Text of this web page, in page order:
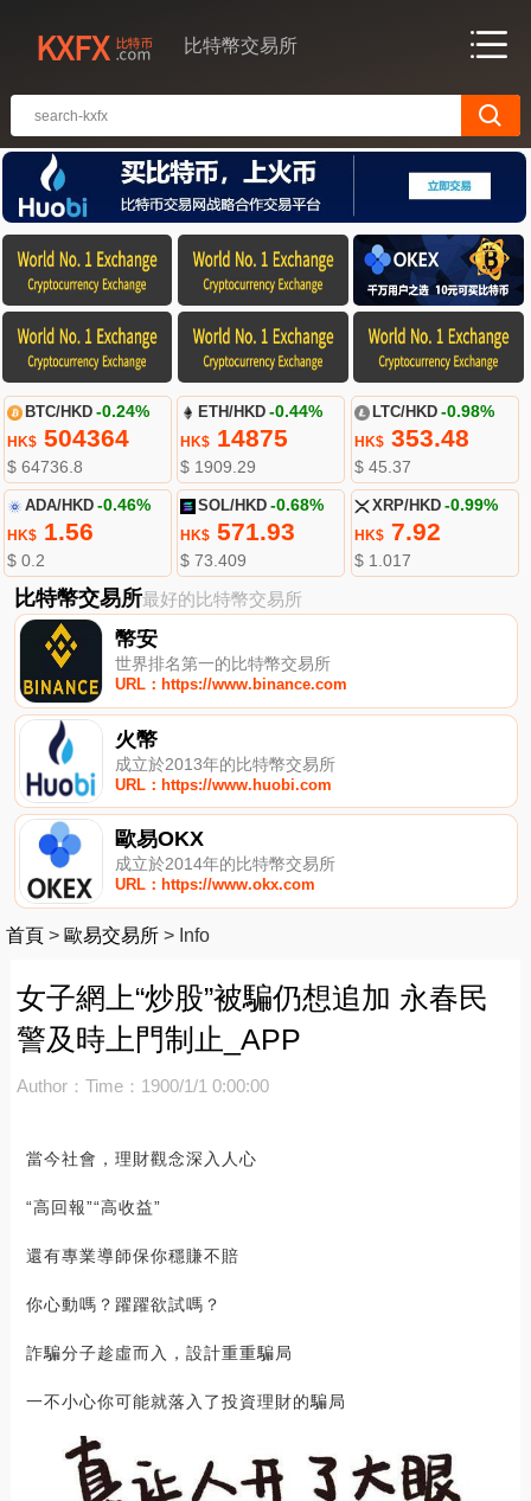
比特幣交易所
BTC/HKD -0.24%
HK$504364
$ 64736.8
ETH/HKD -0.44%
HK$ 14875
$ 1909.29
LTC/HKD -0.98%
HK$353.48
$ 45.37
ADA/HKD -0.46%
HK$1.56
$ 0.2
SOL/HKD -0.68%
HK$ 571.93
$ 73.409
XRP/HKD -0.99%
HK$7.92
$ 1.017
比特幣交易所最好的比特幣交易所
幣安
世界排名第一的比特幣交易所
URL：https://www.binance.com
火幣
成立於2013年的比特幣交易所
URL：https://www.huobi.com
歐易OKX
成立於2014年的比特幣交易所
URL：https://www.okx.com
首頁 > 歐易交易所 > Info
女子網上“炒股”被騙仍想追加 永春民
警及時上門制止_APP
Author： Time：1900/1/1 0:00:00
當今社會，理財觀念深入人心
“高回報”“高收益”
還有專業導師保你穩賺不賠
你心動嗎？躍躍欲試嗎？
詐騙分子趁虛而入，設計重重騙局
一不小心你可能就落入了投資理財的騙局